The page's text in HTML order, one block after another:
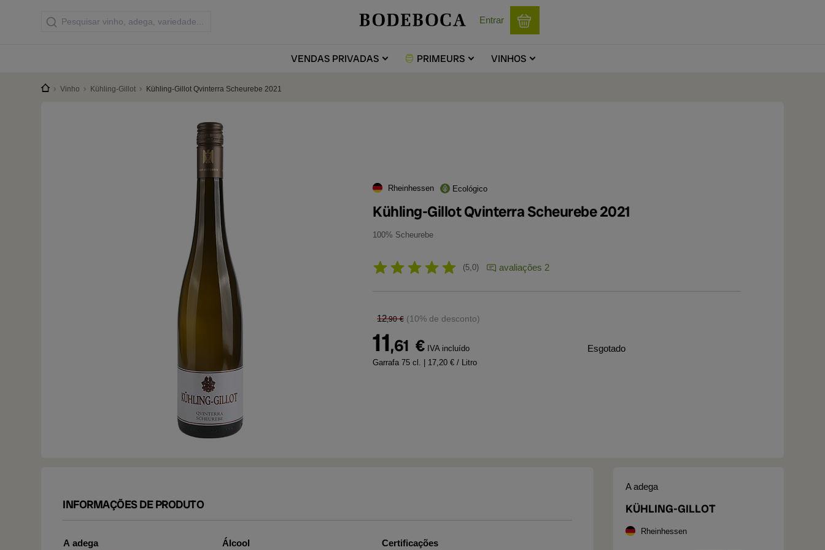
Entrar
VENDASPRIVADAS PRIMEURS VINHOS
Vinho Kühling-Gillot Kühling-Gillot Qvinterra Scheurebe 2021
Rheinhessen Ecológico
Kühling-Gillot Qvinterra Scheurebe 2021
100% Scheurebe
5,0 avaliações 2
12,90 € (10% de desconto)
11,61 € IVA incluído
Garrafa 75 cl.
| 17,20 € / Litro
Esgotado
INFORMAÇÕES DE PRODUTO
A adega
Álcool
Certificações
A adega
KÜHLING-GILLOT
Rheinhessen